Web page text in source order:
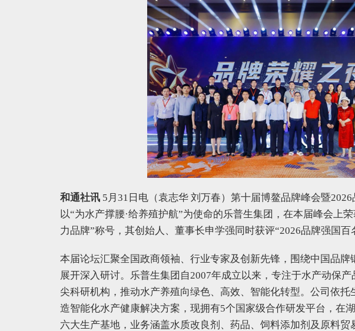
和通社讯 5月31日电（袁志华 刘万春）第十届博鳌品牌峰会暨
以“为水产撑腰·给养殖护航”为使命的乐普生集团，在本届峰会上
力品牌”称号，其创始人、董事长申学强同时获评“2026品牌强国百
本届论坛汇聚全国政商领袖、行业专家及创新先锋，围绕中国品
展开深入研讨。乐普生集团自2007年成立以来，专注于水产动保
尖科研机构，推动水产养殖向绿色、高效、智能化转型。公司依
造智能化水产健康解决方案，现拥有5个国家级合作研发平台，在
六大生产基地，业务涵盖水质改良剂、药品、饲料添加剂及原料